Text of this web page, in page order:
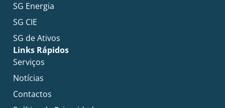
SG Energia
SG CIE
SG de Ativos
Links Rápidos
Serviços
Notícias
Contactos